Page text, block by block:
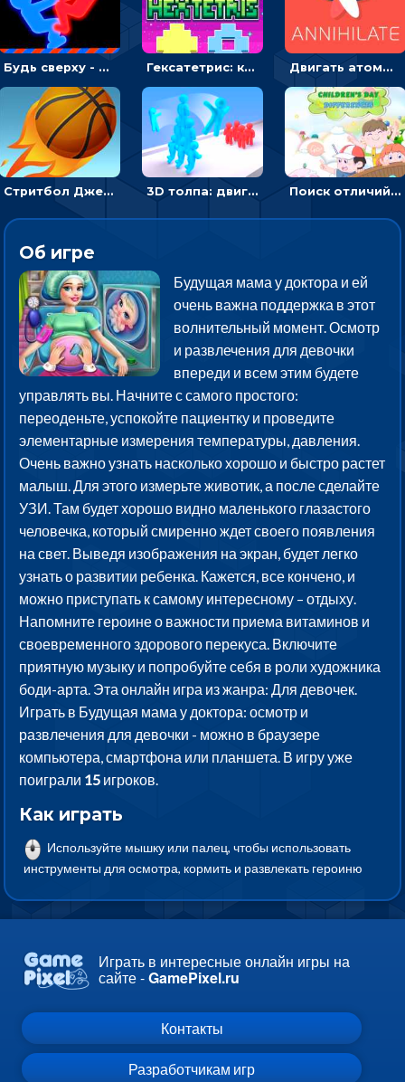
Будь сверху - борись с другом и выигрывай Гексатетрис: кидать блок, чтобы складывать три в ряд - головоломка Двигать атомы, чтобы соединить – головоломка
Стритбол Джем - спортивный бросок мяча в кольцо 3D толпа: двигаться и собирать цветных человечков Поиск отличий на картинках с детьми - головоломка
Об игре
Будущая мама у доктора и ей
очень важна поддержка в этот
волнительный момент. Осмотр
и развлечения для девочки
впереди и всем этим будете
управлять вы. Начните с самого простого:
переоденьте, успокойте пациентку и проведите
элементарные измерения температуры, давления.
Очень важно узнать насколько хорошо и быстро растет
малыш. Для этого измерьте животик, а после сделайте
УЗИ. Там будет хорошо видно маленького глазастого
человечка, который смиренно ждет своего появления
на свет. Выведя изображения на экран, будет легко
узнать о развитии ребенка. Кажется, все кончено, и
можно приступать к самому интересному – отдыху.
Напомните героине о важности приема витаминов и
своевременного здорового перекуса. Включите
приятную музыку и попробуйте себя в роли художника
боди-арта. Эта онлайн игра из жанра: Для девочек.
Играть в Будущая мама у доктора: осмотр и
развлечения для девочки - можно в браузере
компьютера, смартфона или планшета. В игру уже
поиграли 15 игроков.
Как играть
Используйте мышку или палец, чтобы использовать
инструменты для осмотра, кормить и развлекать героиню
Играть в интересные онлайн игры на
сайте -GamePixel.ru
Контакты
Разработчикам игр